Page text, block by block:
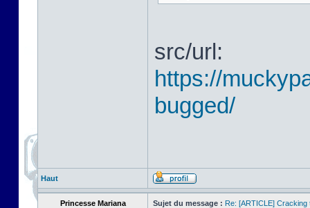
src/url:
https://
bugged/
Haut
Princesse Mariana Sujet du message : Re: [ARTICLE] Cracking